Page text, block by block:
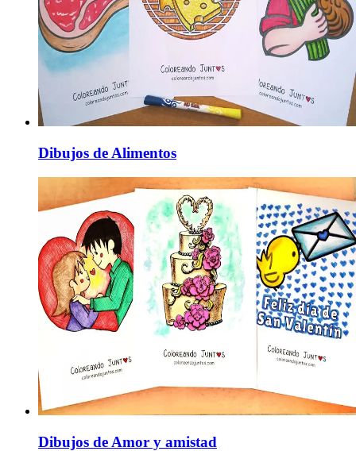
Dibujos de Alimentos
Dibujos de Amor y amistad